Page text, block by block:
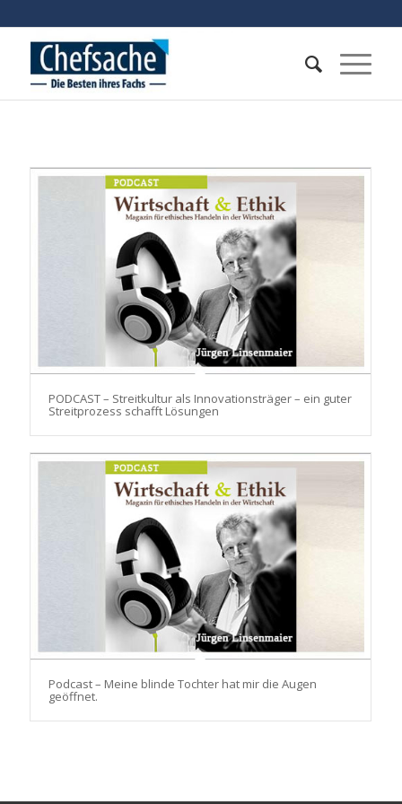
PODCAST – Streitkultur als Innovationsträger – ein guter
Streitprozess schafft Lösungen
Podcast – Meine blinde Tochter hat mir die Augen
geöffnet.